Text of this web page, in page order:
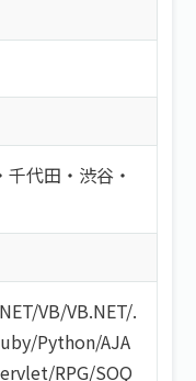
代田・渋谷・
/VB/VB.NET/.
/Python/AJA
/RPG/SOQ